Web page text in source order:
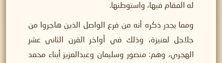
له المقام فيها، واستوطنها.
ومما يجدر ذكره أنه من فرع الواصل الذين هاجروا من
جلاجل لعنيزة، وذلك في أواخر القرن الثاني عشر
الهجري، وهم: منصور وسليمان وعبدالعزيز أبناء محمد